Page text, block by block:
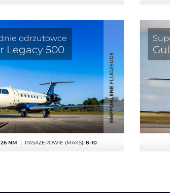
odrzutowce
Legacy 500
NM | PASAŻEROWIE (MAKS):8-10